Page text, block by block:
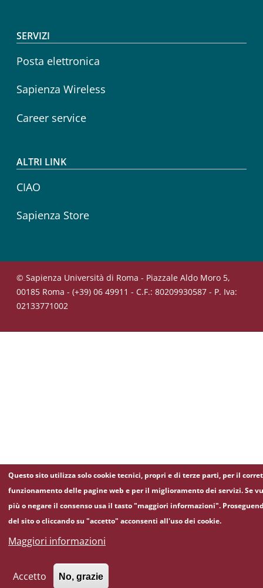
SERVIZI
Posta elettronica
Sapienza Wireless
Career service
ALTRI LINK
CIAO
Sapienza Store
© Sapienza Università di Roma - Piazzale Aldo Moro 5,
00185 Roma - (+39) 06 49911 - C.F.: 80209930587 - P. Iva:
02133771002
Questo sito utilizza solo cookie tecnici, propri e di terze parti, per il
funzionamento delle pagine web e per il miglioramento dei servizi. Se
più o negare il consenso usa il tasto "maggiori informazioni".
del sito o cliccando su "accetto" acconsenti all'uso dei cookie.
Maggiori informazioni
Accetto No, grazie